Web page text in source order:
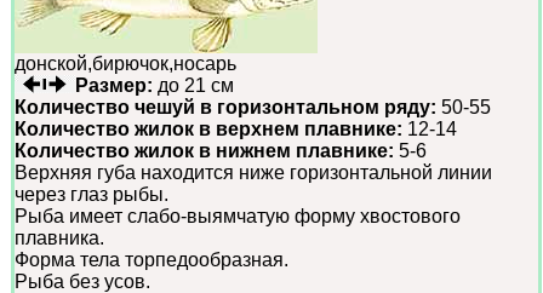
донской,бирючок,носарь
Размер: до 21 см
Количество чешуй в горизонтальном ряду: 50-55
Количество жилок в верхнем плавнике: 12-14
Количество жилок в нижнем плавнике: 5-6
Верхняя губа находится ниже горизонтальной линии
через глаз рыбы.
Рыба имеет слабо-выямчатую форму хвостового
плавника.
Форма тела торпедообразная.
Рыба без усов.